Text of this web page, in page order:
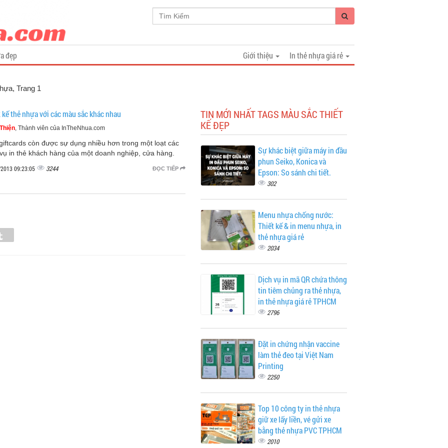
In thẻ nhựa giá rẻ
đẹp
Giới thiệu
, Trang 1
thẻ nhựa với các màu sắc khác nhau
, Thành viên của InTheNhua.com
còn được sự dụng nhiều hơn trong một loạt các
in thẻ khách hàng của một doanh nghiệp, cửa hàng.
ĐỌC TIẾP
09:23:05 3244
TIN MỚI NHẤT TAGS MÀU SẮC THIẾT
KẾ ĐẸP
Sự khác biệt giữa máy in đầu
phun Seiko, Konica và
Epson: So sánh chi tiết.
302
Menu nhựa chống nước:
Thiết kế & in menu nhựa, in
thẻ nhựa giá rẻ
2034
Dịch vụ in mã QR chứa thông
tin tiêm chủng ra thẻ nhựa,
in thẻ nhựa giá rẻ TPHCM
2796
Đặt in chứng nhận vaccine
làm thẻ đeo tại Việt Nam
Printing
2250
Top 10 công ty in thẻ nhựa
giữ xe lấy liền, vé gửi xe
bằng thẻ nhựa PVC TPHCM
2010